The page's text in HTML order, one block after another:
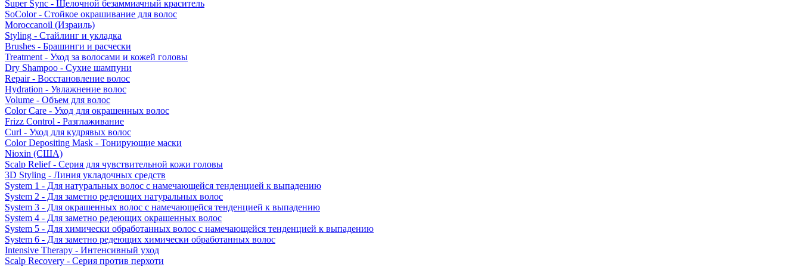
Super Sync - Щелочной безаммиачный краситель
SoColor - Стойкое окрашивание для волос
Moroccanoil (Израиль)
Styling - Стайлинг и укладка
Brushes - Брашинги и расчески
Treatment - Уход за волосами и кожей головы
Dry Shampoo - Сухие шампуни
Repair - Восстановление волос
Hydration - Увлажнение волос
Volume - Объем для волос
Color Care - Уход для окрашенных волос
Frizz Control - Разглаживание
Curl - Уход для кудрявых волос
Color Depositing Mask - Тонирующие маски
Nioxin (США)
Scalp Relief - Серия для чувствительной кожи головы
3D Styling - Линия укладочных средств
System 1 - Для натуральных волос с намечающейся тенденцией к выпадению
System 2 - Для заметно редеющих натуральных волос
System 3 - Для окрашенных волос с намечающейся тенденцией к выпадению
System 4 - Для заметно редеющих окрашенных волос
System 5 - Для химически обработанных волос с намечающейся тенденцией к выпадению
System 6 - Для заметно редеющих химически обработанных волос
Intensive Therapy - Интенсивный уход
Scalp Recovery - Серия против перхоти